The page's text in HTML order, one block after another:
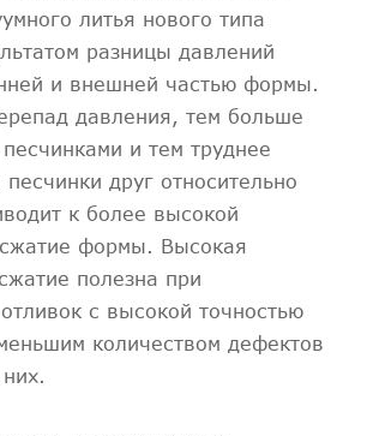
литья нового типа
разницы давлений
и внешней частью формы.
давления, тем больше
и тем труднее
друг относительно
к более высокой
формы. Высокая
полезна при
с высокой точностью
количеством дефектов